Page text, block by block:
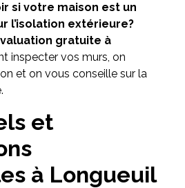
si votre maison est un
l’isolation extérieure?
gratuite à
inspecter vos murs, on
et on vous conseille sur la
et
à Longueuil